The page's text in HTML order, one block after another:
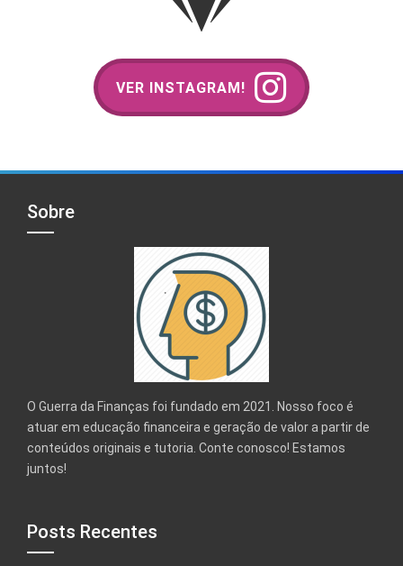
VER INSTAGRAM!
Sobre
O Guerra da Finanças foi fundado em 2021. Nosso foco é
atuar em educação financeira e geração de valor a partir de
conteúdos originais e tutoria. Conte conosco! Estamos
juntos!
Posts Recentes